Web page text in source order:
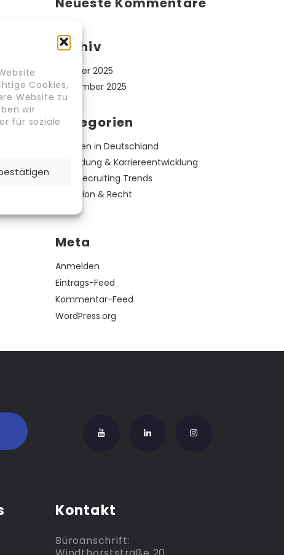
Cookies,
Website zu
wir
für soziale
Archiv
Oktober 2025
September 2025
Kategorien
Arbeiten in Deutschland
Ausbildung & Karriereentwicklung
HR & Recruiting Trends
Migration & Recht
Meta
Anmelden
Eintrags-Feed
Kommentar-Feed
WordPress.org
Kontakt
Büroanschrift: